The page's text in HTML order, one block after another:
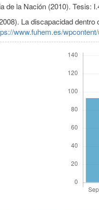
de la Nación (2010). Tesis:
La discapacidad
www.fuhem.es/